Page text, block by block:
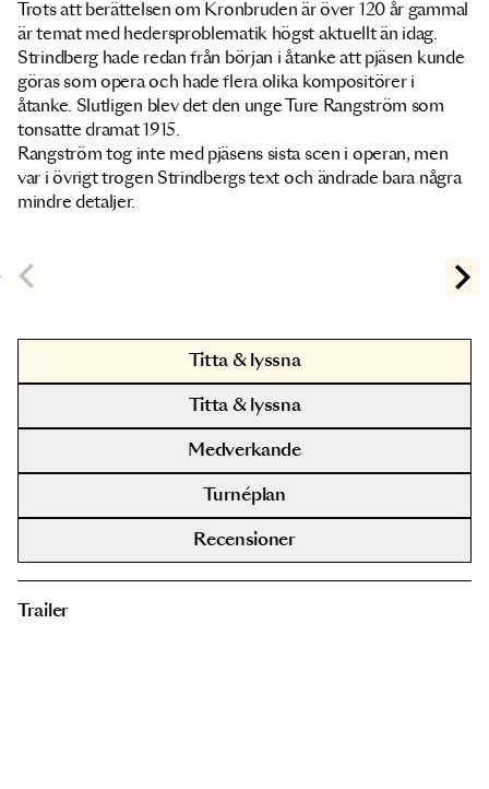
Trots att berättelsen om Kronbruden är över 120 år gammal
är temat med hedersproblematik högst aktuellt än idag.
Strindberg hade redan från början i åtanke att pjäsen kunde
göras som opera och hade flera olika kompositörer i
åtanke. Slutligen blev det den unge Ture Rangström som
tonsatte dramat 1915.
Rangström tog inte med pjäsens sista scen i operan, men
var i övrigt trogen Strindbergs text och ändrade bara några
mindre detaljer.
Titta & lyssna
Titta & lyssna
Medverkande
Turnéplan
Recensioner
Trailer